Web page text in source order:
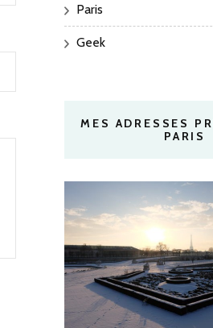
Paris
Geek
MES ADRESSES
PARIS